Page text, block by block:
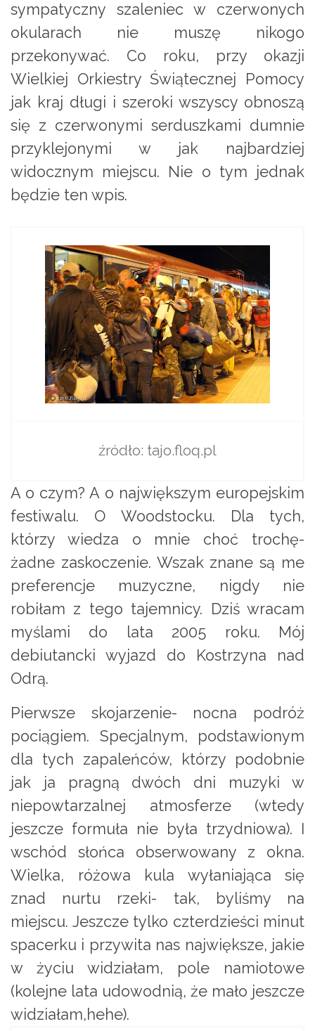
sympatyczny szaleniec w czerwonych
okularach nie muszę nikogo
przekonywać. Co roku, przy okazji
Wielkiej Orkiestry Świątecznej Pomocy
jak kraj długi i szeroki wszyscy obnoszą
się z czerwonymi serduszkami dumnie
przyklejonymi w jak najbardziej
widocznym miejscu. Nie o tym jednak
będzie ten wpis.
źródło: tajo.floq.pl
A o czym? A o największym europejskim
festiwalu. O Woodstocku. Dla tych,
którzy wiedza o mnie choć trochę-
żadne zaskoczenie. Wszak znane są me
preferencje muzyczne, nigdy nie
robiłam z tego tajemnicy. Dziś wracam
myślami do lata 2005 roku. Mój
debiutancki wyjazd do Kostrzyna nad
Odrą.
Pierwsze skojarzenie- nocna podróż
pociągiem. Specjalnym, podstawionym
dla tych zapaleńców, którzy podobnie
jak ja pragną dwóch dni muzyki w
niepowtarzalnej atmosferze (wtedy
jeszcze formuła nie była trzydniowa). I
wschód słońca obserwowany z okna.
Wielka, różowa kula wyłaniająca się
znad nurtu rzeki- tak, byliśmy na
miejscu. Jeszcze tylko czterdzieści minut
spacerku i przywita nas największe, jakie
w życiu widziałam, pole namiotowe
(kolejne lata udowodnią, że mało jeszcze
widziałam,hehe).